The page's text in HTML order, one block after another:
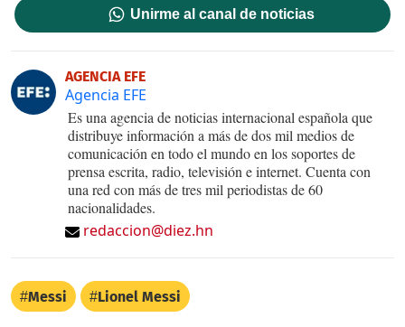
Unirme al canal de noticias
AGENCIA EFE
Agencia EFE
Es una agencia de noticias internacional española que
distribuye información a más de dos mil medios de
comunicación en todo el mundo en los soportes de
prensa escrita, radio, televisión e internet. Cuenta con
una red con más de tres mil periodistas de 60
nacionalidades.
redaccion@diez.hn
Messi Lionel Messi